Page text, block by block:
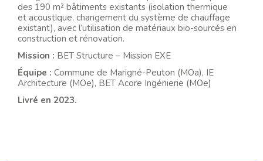
des 190 m² bâtiments existants (isolation thermique
et acoustique, changement du système de chauffage
existant), avec l’utilisation de matériaux bio-sourcés en
construction et rénovation.
Mission : BET Structure – Mission EXE
Équipe : Commune de Marigné-Peuton (MOa), IE
Architecture (MOe), BET Acore Ingénierie (MOe)
Livré en 2023.